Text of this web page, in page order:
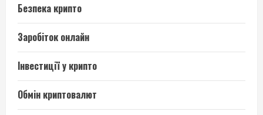
Безпека крипто
Заробіток онлайн
Інвестиції у крипто
Обмін криптовалют